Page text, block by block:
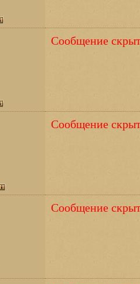
Сообщение
Сообщение
Сообщение